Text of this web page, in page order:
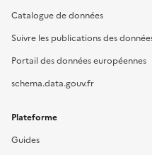
Catalogue de données
Suivre les publications des
Portail des données européennes
schema.data.gouv.fr
Plateforme
Guides